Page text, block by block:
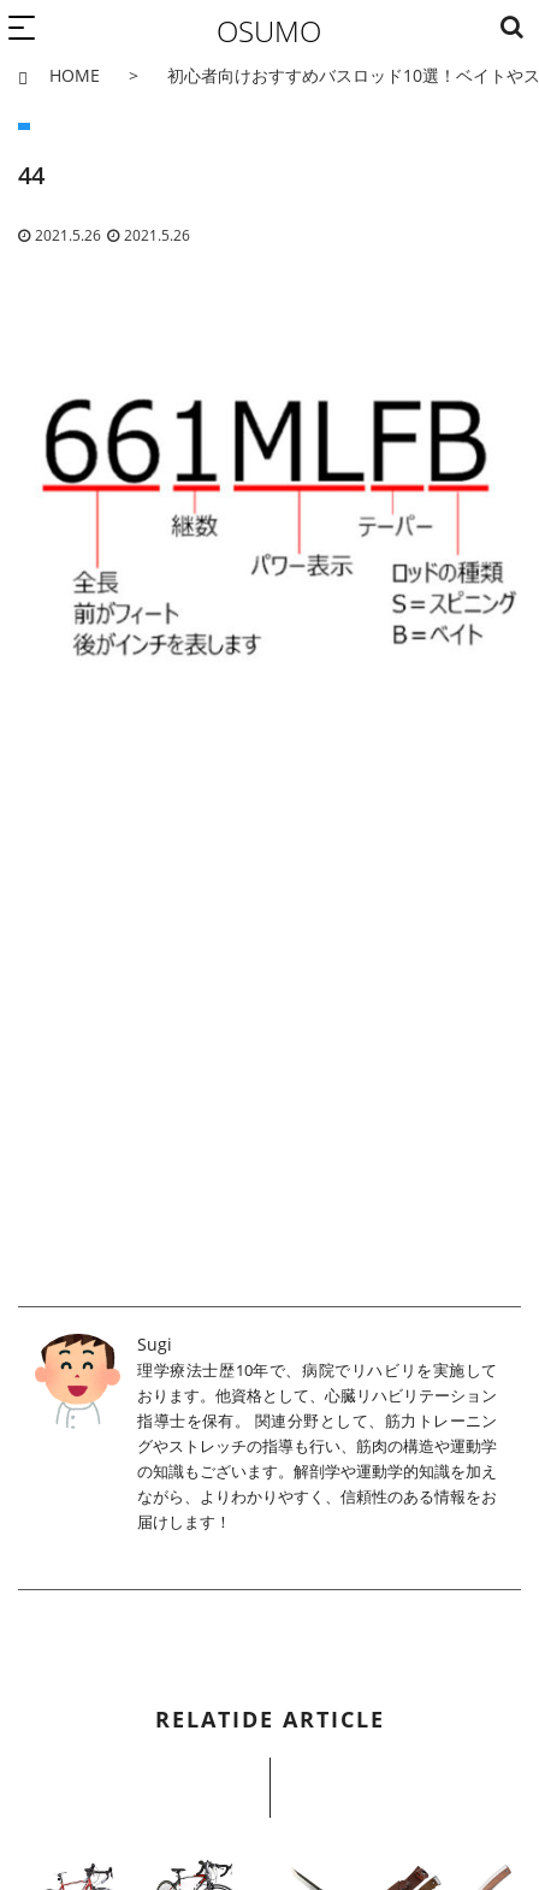
OSUMO
HOME 初心者向けおすすめバスロッド10選！ベイトや
44
2021.5.26 2021.5.26
Sugi
理学療法士歴10年で、病院でリハビリを実施して
おります。他資格として、心臓リハビリテーション
指導士を保有。 関連分野として、筋力トレーニン
グやストレッチの指導も行い、筋肉の構造や運動学
の知識もございます。解剖学や運動学的知識を加え
ながら、よりわかりやすく、信頼性のある情報をお
届けします！
RELATIDE ARTICLE